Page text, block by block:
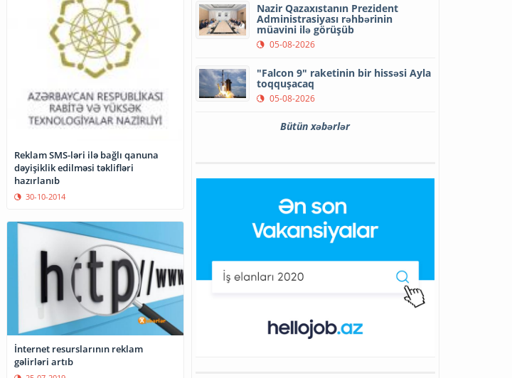
Reklam SMS-ləri ilə bağlı qanuna
dəyişiklik edilməsi təklifləri
hazırlanıb
30-10-2014
İnternet resurslarının reklam
gəlirləri artıb
Nazir Qazaxıstanın Prezident
Administrasiyası rəhbərinin
müavini ilə görüşüb
05-08-2026
"Falcon 9" raketinin bir hissəsi Ayla
toqquşacaq
05-08-2026
Bütün xəbərlər